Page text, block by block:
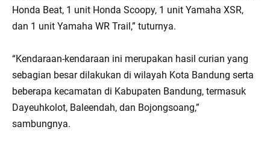
Honda Beat, 1 unit Honda Scoopy, 1 unit Yamaha XSR,
dan 1 unit Yamaha WR Trail,” tuturnya.
“Kendaraan-kendaraan ini merupakan hasil curian yang
sebagian besar dilakukan di wilayah Kota Bandung serta
beberapa kecamatan di Kabupaten Bandung, termasuk
Dayeuhkolot, Baleendah, dan Bojongsoang,”
sambungnya.